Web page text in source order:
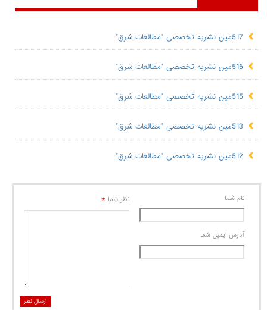
517مین نشریه تخصصی "مطالعات شرق"
516مین نشریه تخصصی "مطالعات شرق"
515مین نشریه تخصصی "مطالعات شرق"
513مین نشریه تخصصی "مطالعات شرق"
512مین نشریه تخصصی "مطالعات شرق"
نام شما
آدرس ايميل شما
نظر شما *
ارسال نظر